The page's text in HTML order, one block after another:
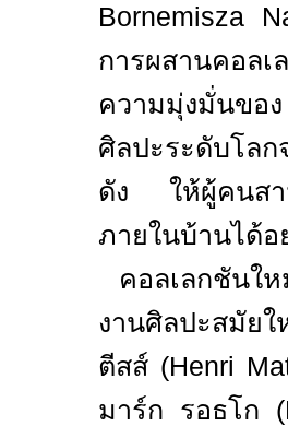
Bornemisza
การผสานคอลเ
ความมุ่งมั่นของ
ศิลปะระดับโลก
ดัง ให้ผู้คนสาม
ภายในบ้านได้อ
คอลเลกชันใ
งานศิลปะสมัย
ตีสส์ (Henri
มาร์ก รอธโก (